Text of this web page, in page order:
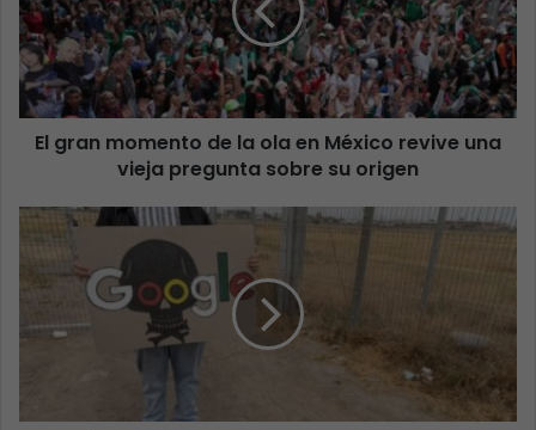
El gran momento de la ola en México revive una
vieja pregunta sobre su origen